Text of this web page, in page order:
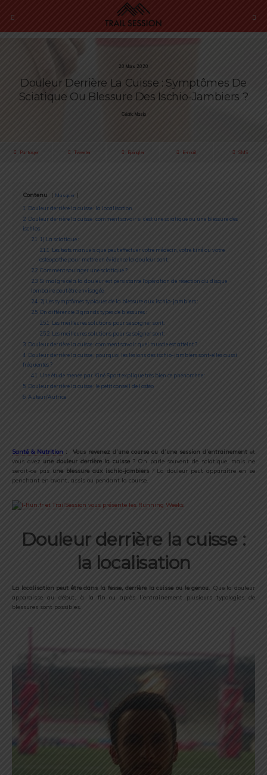
20 Mars 2020
Douleur Derrière La Cuisse : Symptômes De
Sciatique Ou Blessure Des Ischio-Jambiers ?
Cédric Masip
Partager Tweeter Épingler E-mail SMS
Contenu Masquer
1
Douleur derrière la cuisse : la localisation
2 Douleur derrière la cuisse : comment savoir si c’est une sciatique ou une blessure des
ischios
2.1
1) La sciatique :
2.1.1
Les tests manuels que peut effectuer votre médecin, votre kiné ou votre
ostéopathe pour mettre en évidence la douleur sont :
2.2 Comment soulager une sciatique ?
2.3 Si malgré cela la douleur est persistante l’opération de résection du disque
lombaire peut être envisagée.
2.4
2) Les symptômes typiques de la blessure aux ischio-jambiers :
2.5 On différencie 3 grands types de blessures :
2.5.1
Les meilleures solutions pour se soigner sont :
2.5.2 Les meilleures solutions pour se soigner sont :
3 Douleur derrière la cuisse : comment savoir quel muscle est atteint ?
4 Douleur derrière la cuisse : pourquoi les lésions des ischio-jambiers sont-elles aussi
fréquentes ?
4.1
Une étude menée par Kiné Sport explique très bien ce phénomène :
5 Douleur derrière la cuisse : le petit conseil de l’ostéo
6 Auteur/Autrice
Santé & Nutrition : Vous revenez d’une course ou d’une session d’entrainementet
vous avez une douleur derrière la cuisse? On parle souvent de sciatique, mais ne
serait-ce pas une blessure aux ischio-jambiers? La douleur peut apparaître en se
penchant en avant, assis ou pendant la course.
Douleur derrière la cuisse :
la localisation
La localisation peut être dans la fesse, derrière la cuisse ou le genou . Que la douleur
apparaisse au début, à la fin ou après l’entrainement plusieurs typologies de
blessures sont possibles.